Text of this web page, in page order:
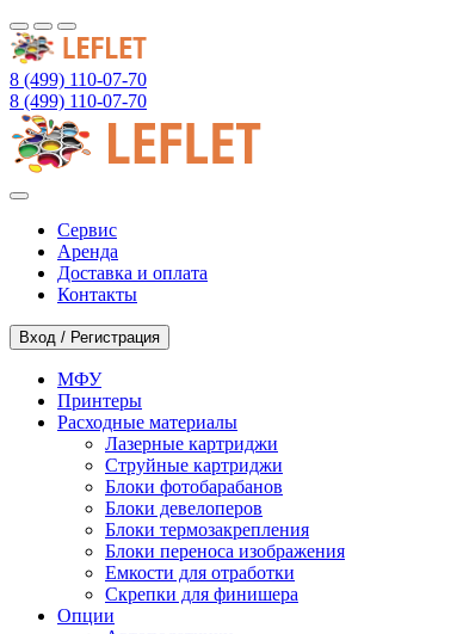
8 (499) 110-07-70
8 (499) 110-07-70
Сервис
Аренда
Доставка и оплата
Контакты
Вход / Регистрация
МФУ
Принтеры
Расходные материалы
Лазерные картриджи
Струйные картриджи
Блоки фотобарабанов
Блоки девелоперов
Блоки термозакрепления
Блоки переноса изображения
Емкости для отработки
Скрепки для финишера
Опции